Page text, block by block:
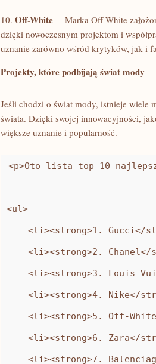
10. Off-White – Marka ⁤Off-White
dzięki‌ nowoczesnym projektom i
uznanie⁢ zarówno‌ wśród krytyków, jak i
Projekty, które podbijają ⁣świat ⁤mody
Jeśli chodzi o świat mody, istnieje wiele
świata. Dzięki ​swojej ‌innowacyjności,
większe uznanie ⁤i popularność.
<p>Oto lista top 10
<ul>
<li><strong>1. Gucci</
<li><strong>2.
<li><strong>3. Louis
<li><strong>4. Nike</
<li><strong>5. Off-
<li><strong>6. Zara</
<li><strong>7.